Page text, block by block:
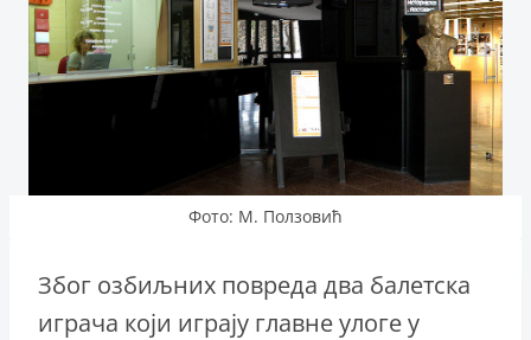
Фото: М. Ползовић
Због озбиљних повреда два балетска
играча који играју главне улоге у